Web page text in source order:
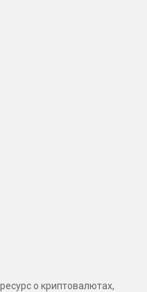
о криптовалютах,